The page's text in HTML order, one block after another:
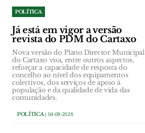
POLÍTICA
Já está em vigor a versão
revista do PDM do Cartaxo
Nova versão do Plano Director Municipal
do Cartaxo visa, entre outros aspectos,
reforçar a capacidade de resposta do
concelho ao nível dos equipamentos
colectivos, dos serviços de apoio à
população e da qualidade de vida das
comunidades.
POLÍTICA| 04-08-2026